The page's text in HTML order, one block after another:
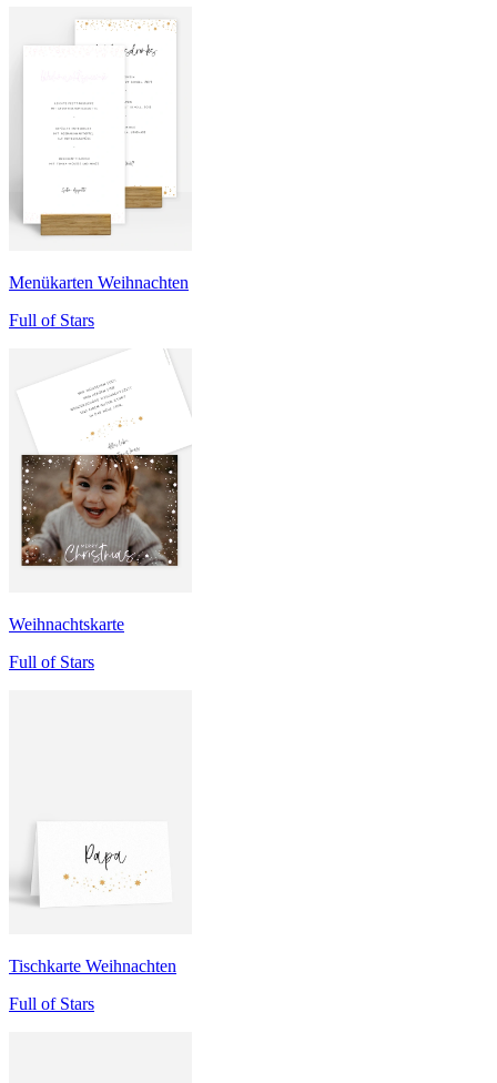
Menükarten Weihnachten
Full of Stars
Weihnachtskarte
Full of Stars
Tischkarte Weihnachten
Full of Stars